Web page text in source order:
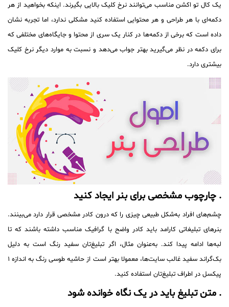
یک کال تو اکشن مناسب می‌توانند نرخ کلیک بالایی بگیرند. اینکه بخواهید از هر
دکمه‌ای با هر طراحی و هر محتوایی استفاده کنید مشکلی ندارد، اما تجربه نشان
داده است که برخی از دکمه‌ها در کنار یک سری از محتوا و جایگاه‌های مختلفی که
برای دکمه در نظر می‌گیرید بهتر جواب می‌دهد و نسبت به موارد دیگر نرخ کلیک
بیشتری دارد.
. چارچوب مشخصی برای بنر ایجاد کنید
چشم‌های افراد به‌شکل طبیعی چیزی را که درون کادر مشخصی قرار دارد می‌بینند.
بنرهای تبلیغاتی کارامد باید کادر واضح با گرافیک مناسب داشته باشند که تا
لبه‌ها ادامه پیدا کند. به‌عنوان مثال، اگر تبلیغ‌تان سفید رنگ است به دلیل
بک‌گراند سفید غالب سایت‌ها، معمولا بهتر است از حاشیه طوسی رنگ به اندازه ۱
پیکسل در اطراف تبلیغ‌تان استفاده کنید.
. متن تبلیغ باید در یک نگاه خوانده شود